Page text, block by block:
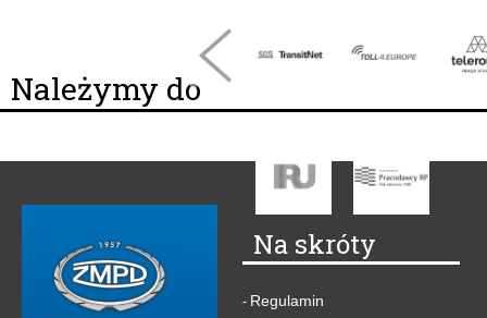
Należymy do
Na skróty
- Regulamin